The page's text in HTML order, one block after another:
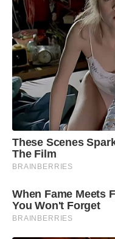
These Scenes
The Film
BRAINBERRIES
When Fame Meets
You Won't Forget
BRAINBERRIES